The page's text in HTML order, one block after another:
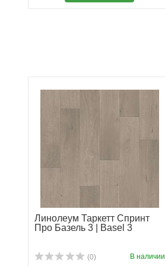
Линолеум Таркетт Спринт
Про Базель 3 | Basel 3
(0) В наличии